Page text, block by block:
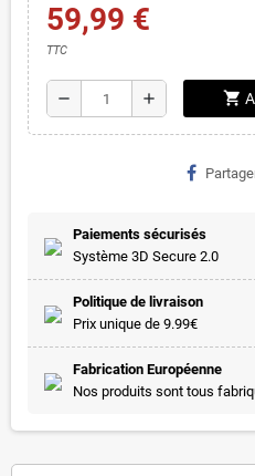
59,99 €
TTC
remove add shopping_cart
Paiements sécurisés
Système 3D Secure 2.0
Politique de livraison
Prix unique de 9.99€
Fabrication Européenne
Nos produits sont tous